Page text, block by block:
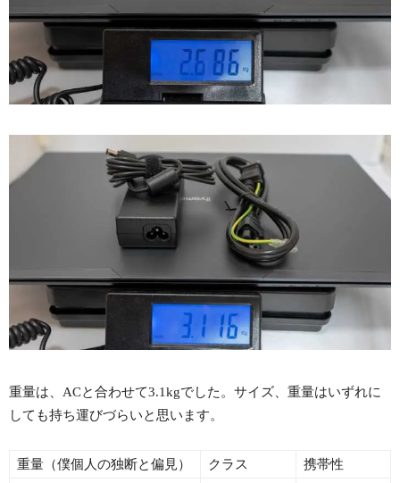
重量は、ACと合わせて3.1kgでした。サイズ、重量はいずれに
しても持ち運びづらいと思います。
重量（僕個人の独断と偏見） クラス 携帯性